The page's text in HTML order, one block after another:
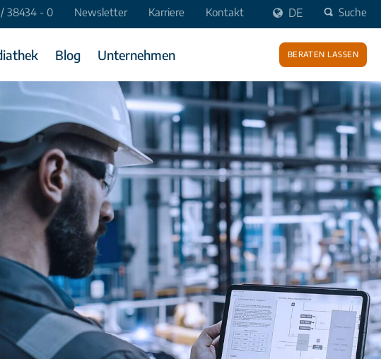
/ 38434 - 0 Newsletter Karriere Kontakt DE Suche
Blog Unternehmen Beraten lassen